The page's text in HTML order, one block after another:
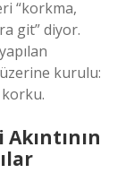
“korkma,
git” diyor.
kurulu: